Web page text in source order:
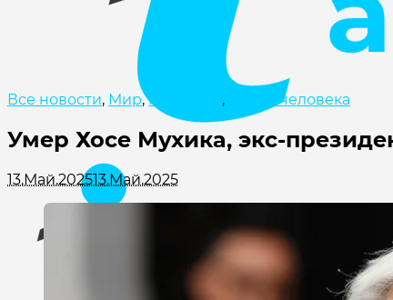
Все новости, Мир,Политика , Права человека
Умер Хосе Мухика, экс-
13.Май.202513.Май.2025